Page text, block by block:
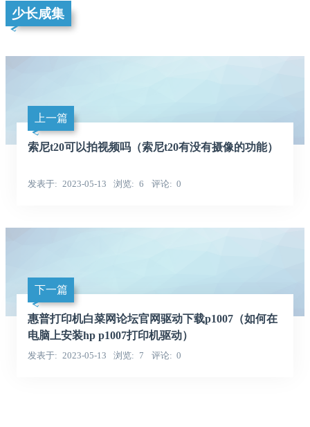
少长咸集
上一篇
索尼t20可以拍视频吗（索尼t20有没有摄像的功能）
发表于 2023-05-13 浏览 6 评论 0
下一篇
惠普打印机白菜网论坛官网驱动下载p1007（如何在
电脑上安装hp p1007打印机驱动）
发表于 2023-05-13 浏览 7 评论 0